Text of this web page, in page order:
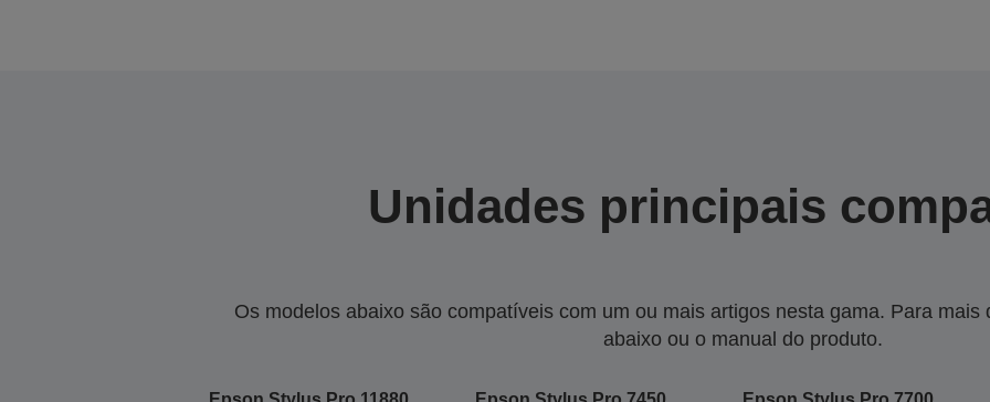
Unidades principais
Os modelos abaixo são compatíveis com um ou mais artigos nesta gama. Para
abaixo ou o manual do produto.